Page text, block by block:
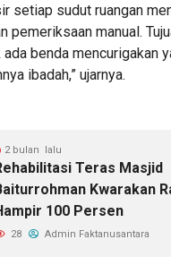
setiap sudut ruangan
pemeriksaan manual.
benda mencurigakan
ibadah,” ujarnya.
2 bulan lalu
Teras Masjid
Kwarakan
100 Persen
28 Admin Faktanusantara